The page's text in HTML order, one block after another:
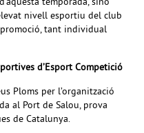
temporada, sinó
nivell esportiu del club
tant individual
d’Esport Competició
Ploms per l’organització
al Port de Salou, prova
de Catalunya.